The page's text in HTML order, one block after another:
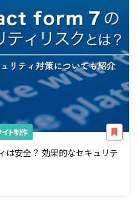
イト制作
安全？ 効果的なセキュリテ